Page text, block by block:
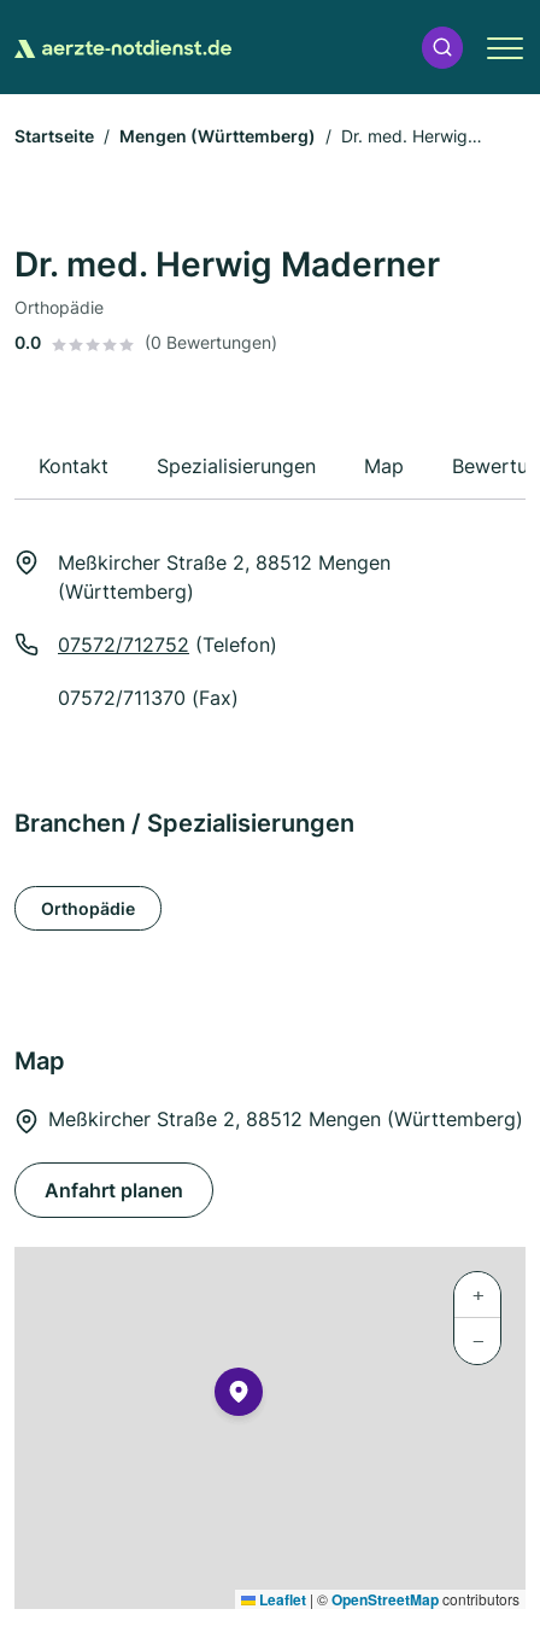
Startseite Mengen (Württemberg)
Dr. med. Herwig
Dr. med. Herwig Maderner
Orthopädie
0.0
(0 Bewertungen)
Kontakt Spezialisierungen Map
Meßkircher Straße 2, 88512 Mengen
(Württemberg)
07572/712752 (Telefon)
07572/711370 (Fax)
Branchen / Spezialisierungen
Orthopädie
Map
Meßkircher Straße 2, 88512 Mengen (Württemberg)
Anfahrt planen
+
−
Leaflet | ©OpenStreetMapcontributors